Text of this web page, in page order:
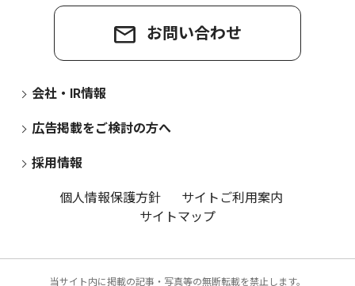
お問い合わせ
会社・IR情報
広告掲載をご検討の方へ
採用情報
個人情報保護方針
サイトご利用案内
サイトマップ
当サイト内に掲載の記事・写真等の無断転載を禁止します。